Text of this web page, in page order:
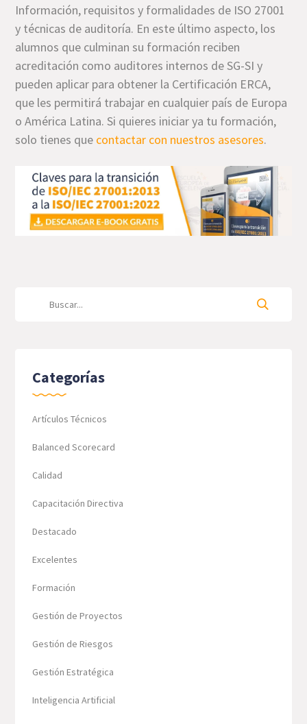
Información, requisitos y formalidades de ISO 27001
y técnicas de auditoría. En este último aspecto, los
alumnos que culminan su formación reciben
acreditación como auditores internos de SG-SI y
pueden aplicar para obtener la Certificación ERCA,
que les permitirá trabajar en cualquier país de Europa
o América Latina. Si quieres iniciar ya tu formación,
solo tienes que contactar con nuestros asesores.
Categorías
Artículos Técnicos
Balanced Scorecard
Calidad
Capacitación Directiva
Destacado
Excelentes
Formación
Gestión de Proyectos
Gestión de Riesgos
Gestión Estratégica
Inteligencia Artificial